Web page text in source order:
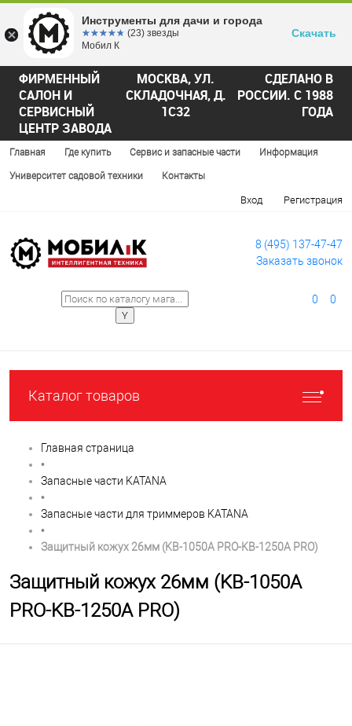
ФИРМЕННЫЙ
САЛОН И
СЕРВИСНЫЙ
ЦЕНТР ЗАВОДА
МОСКВА, УЛ.
СКЛАДОЧНАЯ, Д.
1С32
СДЕЛАНО В
РОССИИ. С 1988
ГОДА
Главная Где купить Сервис и запасные части Информация
Университет садовой техники Контакты
Вход Регистрация
8 (495) 137-47-47
Заказать звонок
0 0
Каталог товаров
Главная страница
•
Запасные части KATANA
•
Запасные части для триммеров KATANA
•
Защитный кожух 26мм (KB-1050A PRO-KB-1250A PRO)
Защитный кожух 26мм (KB-1050A
PRO-KB-1250A PRO)
Инструменты для дачи и города
☆☆☆☆☆
★★★★★ (23) звезды
Мобил К
Скачать